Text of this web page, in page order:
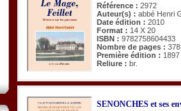
Référence : 2972
Auteur(s) : abbé Henri
Date édition : 2010
Format : 14 X 20
ISBN : 9782758604433
Nombre de pages : 378
Première édition : 1897
Reliure : br.
SENONCHES et ses